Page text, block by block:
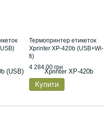
Термопринтер етикеток
Xprinter XP-420b (USB+Wi-
fi)
4 284.00 грн
Купити